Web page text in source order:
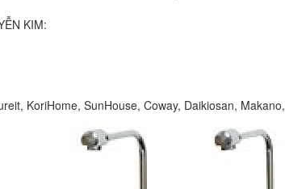
KIM:
KoriHome, SunHouse, Coway, Daikiosan,